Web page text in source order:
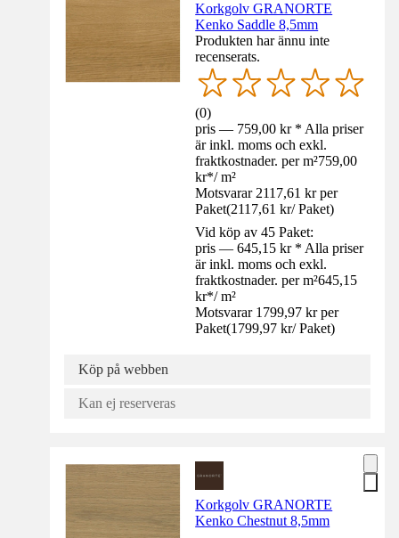
Korkgolv GRANORTE
Kenko Saddle 8,5mm
Produkten har ännu inte
recenserats.
(0)
pris — 759,00 kr * Alla priser
är inkl. moms och exkl.
fraktkostnader. per m²759,00
kr*/ m²
Motsvarar 2117,61 kr per
Paket(2117,61 kr/ Paket)
Vid köp av 45 Paket:
pris — 645,15 kr * Alla priser
är inkl. moms och exkl.
fraktkostnader. per m²645,15
kr*/ m²
Motsvarar 1799,97 kr per
Paket(1799,97 kr/ Paket)
Köp på webben
Kan ej reserveras
Korkgolv GRANORTE
Kenko Chestnut 8,5mm